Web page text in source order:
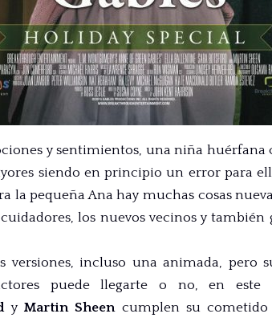
y sentimientos, una niña huérfana
siendo en principio un error para
la pequeña Ana hay muchas cosas
los nuevos vecinos y también
versiones, incluso una animada, pero
puede llegarte o no, en este
yMartin Sheencumplen su cometido